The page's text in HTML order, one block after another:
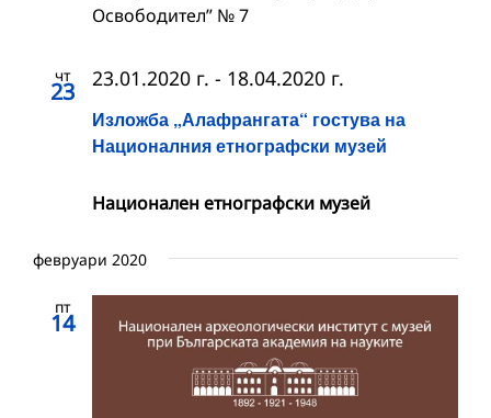
Освободител” № 7
чт
23
Изложба „Алафрангата“ гостува на
Националния етнографски музей
23.01.2020 г. - 18.04.2020 г.
Националeн етнографски музей
февруари 2020
пт
14